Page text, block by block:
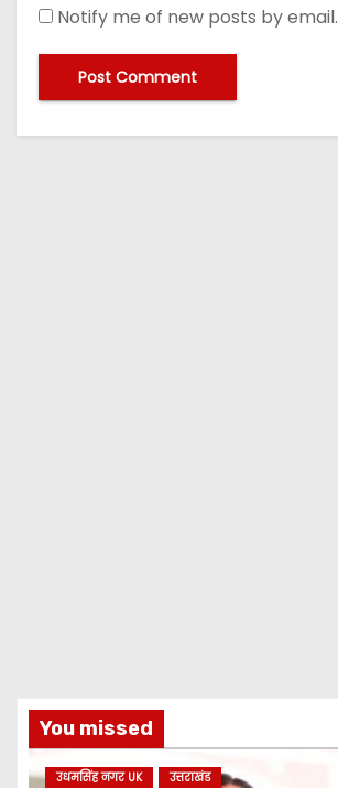
Notify me of new posts by email.
You missed
उधमसिंह नगर UK उत्तराखंड